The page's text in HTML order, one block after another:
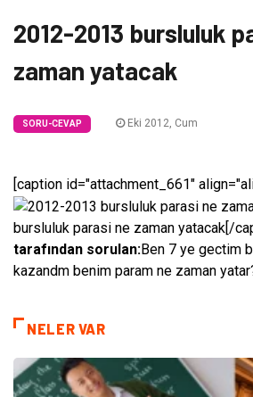
2012-2013 bursluluk
zaman yatacak
SORU-CEVAP Eki 2012, Cum
[caption id="attachment_661"
bursluluk parasi ne zaman yatacak[/
tarafından sorulan:Ben 7 ye gectim
kazandm benim param ne zaman
NELER VAR